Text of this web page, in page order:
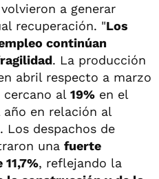
a generar
recuperación. "Los
continúan
. La producción
abril respecto a marzo
al 19% en el
en relación al
Los despachos de
una fuerte
, reflejando la